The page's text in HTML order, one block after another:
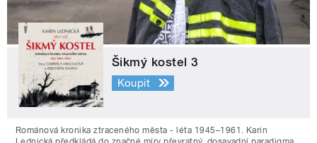
Šikmý kostel 3
Koupit
Románová kronika ztraceného města - léta 1945–1961. Karin